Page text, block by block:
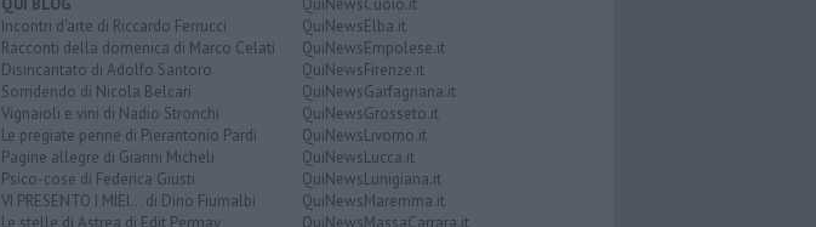
Incontri d'arte di Riccardo Ferrucci
Racconti della domenica di Marco Celati
Disincantato di Adolfo Santoro
Sorridendo di Nicola Belcari
Vignaioli e vini di Nadio Stronchi
Le pregiate penne di Pierantonio Pardi
Pagine allegre di Gianni Micheli
Psico-cose di Federica Giusti
VI PRESENTO I MIEI... di Dino Fiumalbi
Le stelle di Astrea di Edit Permay
QuiNewsElba.it
QuiNewsEmpolese.it
QuiNewsFirenze.it
QuiNewsGarfagnana.it
QuiNewsGrosseto.it
QuiNewsLivorno.it
QuiNewsLucca.it
QuiNewsLunigiana.it
QuiNewsMaremma.it
QuiNewsMassaCarrara.it